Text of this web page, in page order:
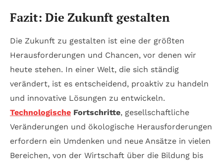
Fazit: Die Zukunft gestalten
Die Zukunft zu gestalten ist eine der größten
Herausforderungen und Chancen, vor denen wir
heute stehen. In einer Welt, die sich ständig
verändert, ist es entscheidend, proaktiv zu handeln
und innovative Lösungen zu entwickeln.
Technologische Fortschritte, gesellschaftliche
Veränderungen und ökologische Herausforderungen
erfordern ein Umdenken und neue Ansätze in vielen
Bereichen, von der Wirtschaft über die Bildung bis